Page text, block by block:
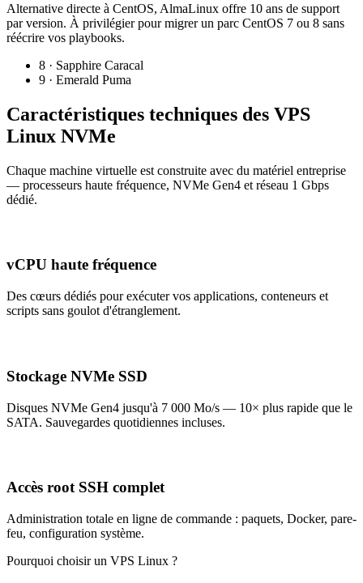
Alternative directe à CentOS, AlmaLinux offre 10 ans de support
par version. À privilégier pour migrer un parc CentOS 7 ou 8 sans
réécrire vos playbooks.
8 · Sapphire Caracal
9 · Emerald Puma
Caractéristiques techniques des VPS
Linux NVMe
Chaque machine virtuelle est construite avec du matériel entreprise
— processeurs haute fréquence, NVMe Gen4 et réseau 1 Gbps
dédié.
vCPU haute fréquence
Des cœurs dédiés pour exécuter vos applications, conteneurs et
scripts sans goulot d'étranglement.
Stockage NVMe SSD
Disques NVMe Gen4 jusqu'à 7 000 Mo/s — 10× plus rapide que le
SATA. Sauvegardes quotidiennes incluses.
Accès root SSH complet
Administration totale en ligne de commande : paquets, Docker, pare-
feu, configuration système.
Pourquoi choisir un VPS Linux ?